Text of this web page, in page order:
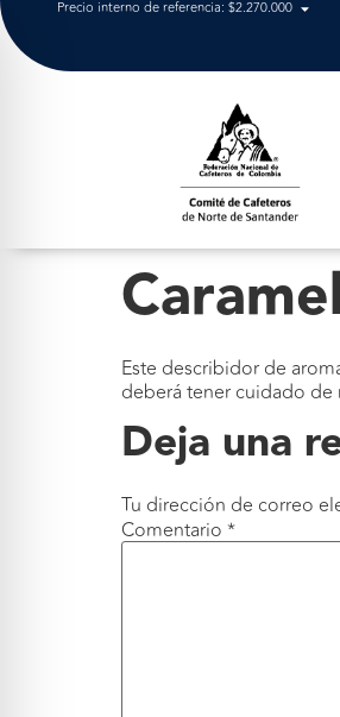
Precio interno de referencia: $2.270.000
Este describidor de
deberá tener cuidado
Deja una
Tu dirección de correo
Comentario *